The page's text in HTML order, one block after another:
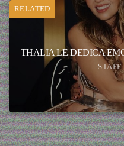
RELATED
THALIA LE DEDICA